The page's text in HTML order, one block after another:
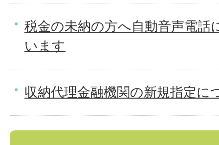
税金の未納の方へ自動音声電話
います
収納代理金融機関の新規指定に